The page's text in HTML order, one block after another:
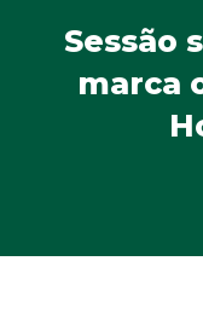
Sessão
marca